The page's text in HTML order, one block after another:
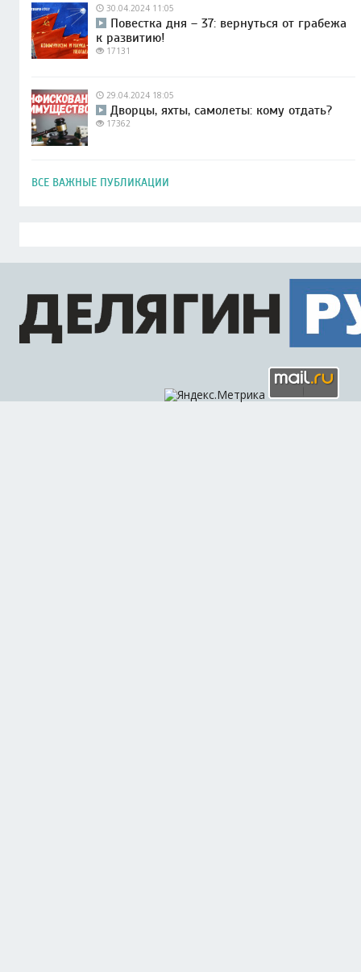
30.04.2024 11:05
Повестка дня – 37: вернуться от грабежа
к развитию!
17131
29.04.2024 18:05
Дворцы, яхты, самолеты: кому отдать?
17362
ВСЕ ВАЖНЫЕ ПУБЛИКАЦИИ